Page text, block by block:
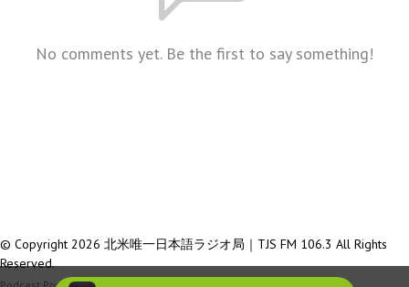
No comments yet. Be the first to say something!
© Copyright 2026 北米唯一日本語ラジオ局｜TJS FM 106.3 All Rights
Reserved.